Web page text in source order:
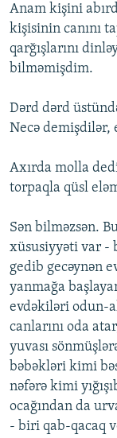
Anam kişini
kişisinin canını
qarğışlarını
bilməmişdim.
Dərd dərd
Necə demişdilər,
Axırda molla
torpaqla qüsl
Sən bilməzsən.
xüsusiyyəti var -
gedib gecəynən
yanmağa
evdəkiləri odun-
canlarını oda
yuvası
bəbəkləri kimi
nəfərə kimi
ocağından da
- biri qab-qacaq